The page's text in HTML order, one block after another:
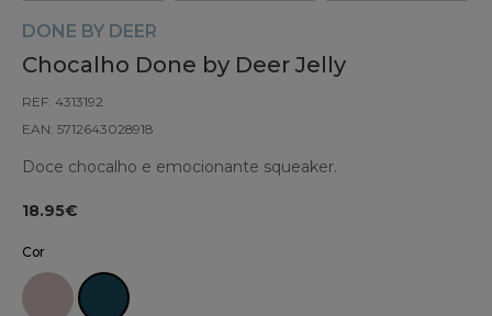
DONE BY DEER
Chocalho Done by Deer Jelly
REF: 4313192
EAN: 5712643028918
Doce chocalho e emocionante squeaker.
18.95€
Cor